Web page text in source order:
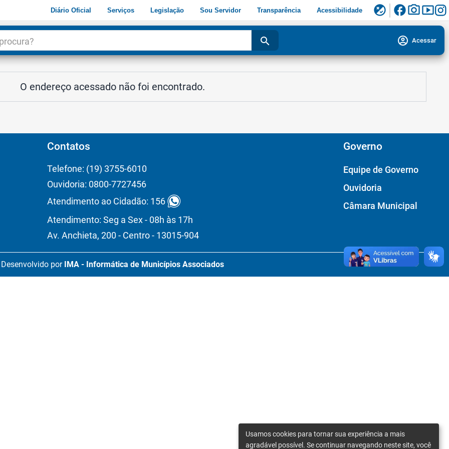
Diário Oficial Serviços Legislação Sou Servidor Transparência Acessibilidade flaky facebookphoto_camerasmart_display
search account_circle Acessar
O endereço acessado não foi encontrado.
Contatos
Telefone: (19) 3755-6010
Ouvidoria: 0800-7727456
Atendimento ao Cidadão: 156
Atendimento: Seg a Sex - 08h às 17h
Av. Anchieta, 200 - Centro - 13015-904
Governo
Equipe de Governo
Ouvidoria
Câmara Municipal
Desenvolvido por IMA - Informática de Municípios Associados
Usamos cookies para tornar sua experiência a mais
agradável possível. Se continuar navegando neste site, você